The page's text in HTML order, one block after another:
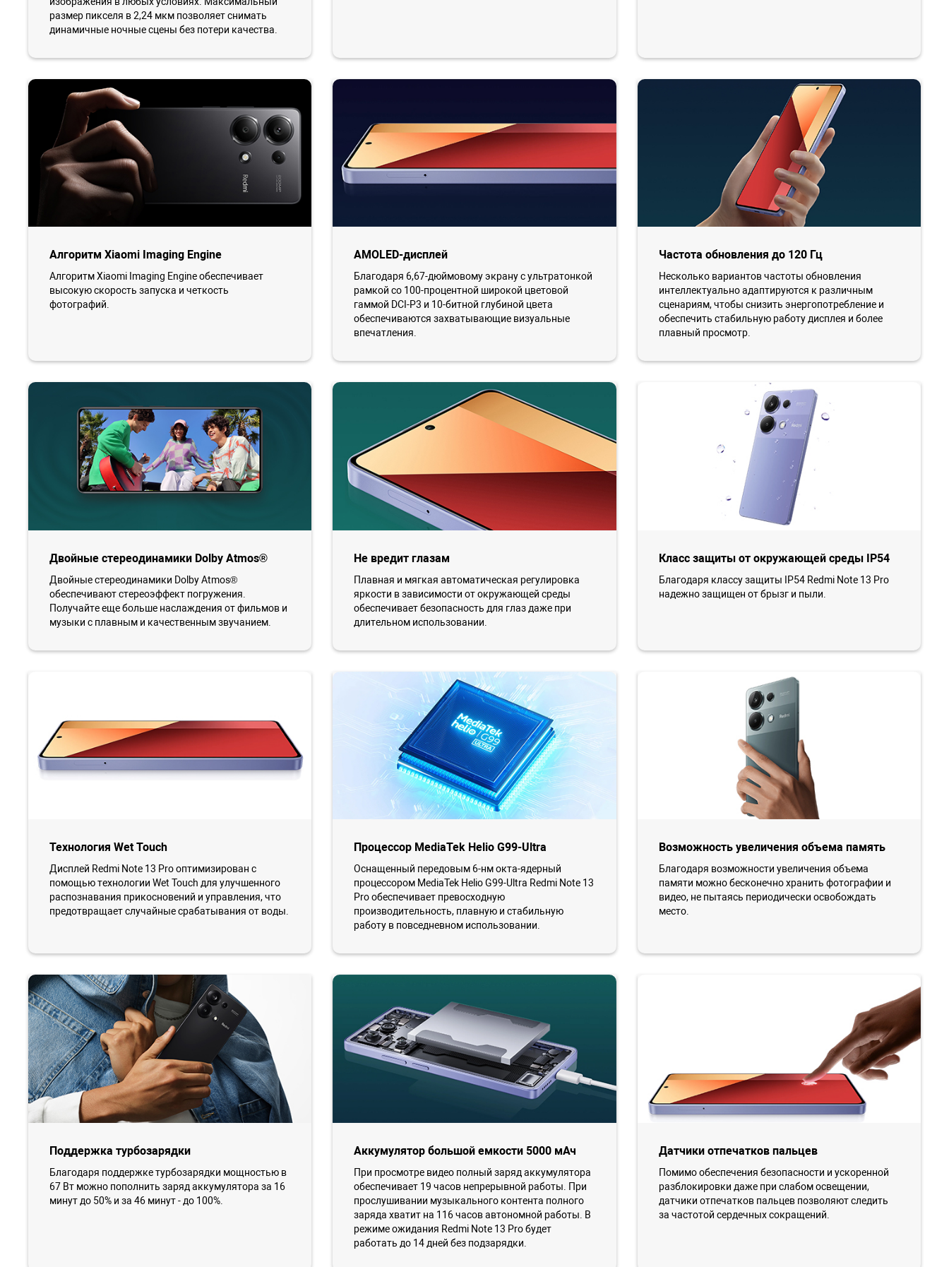
размер пикселя в 2,24 мкм позволяет снимать
динамичные ночные сцены без потери качества.
Алгоритм Xiaomi Imaging Engine
Алгоритм Xiaomi Imaging Engine обеспечивает
высокую скорость запуска и четкость
фотографий.
AMOLED-дисплей
Благодаря 6,67-дюймовому экрану с ультратонкой
рамкой со 100-процентной широкой цветовой
гаммой DCI-P3 и 10-битной глубиной цвета
обеспечиваются захватывающие визуальные
впечатления.
Частота обновления до 120 Гц
Несколько вариантов частоты обновления
интеллектуально адаптируются к различным
сценариям, чтобы снизить энергопотребление и
обеспечить стабильную работу дисплея и более
плавный просмотр.
Двойные стереодинамики Dolby Atmos®
Двойные стереодинамики Dolby Atmos®
обеспечивают стереоэффект погружения.
Получайте еще больше наслаждения от фильмов и
музыки с плавным и качественным звучанием.
Не вредит глазам
Плавная и мягкая автоматическая регулировка
яркости в зависимости от окружающей среды
обеспечивает безопасность для глаз даже при
длительном использовании.
Класс защиты от окружающей среды IP54
Благодаря классу защиты IP54 Redmi Note 13 Pro
надежно защищен от брызг и пыли.
Технология Wet Touch
Дисплей Redmi Note 13 Pro оптимизирован с
помощью технологии Wet Touch для улучшенного
распознавания прикосновений и управления, что
предотвращает случайные срабатывания от воды.
Процессор MediaTek Helio G99-Ultra
Оснащенный передовым 6-нм окта-ядерный
процессором MediaTek Helio G99-Ultra Redmi Note 13
Pro обеспечивает превосходную
производительность, плавную и стабильную
работу в повседневном использовании.
Возможность увеличения объема память
Благодаря возможности увеличения объема
памяти можно бесконечно хранить фотографии и
видео, не пытаясь периодически освобождать
место.
Поддержка турбозарядки
Благодаря поддержке турбозарядки мощностью в
67 Вт можно пополнить заряд аккумулятора за 16
минут до 50% и за 46 минут - до 100%.
Аккумулятор большой емкости 5000 мАч
При просмотре видео полный заряд аккумулятора
обеспечивает 19 часов непрерывной работы. При
прослушивании музыкального контента полного
заряда хватит на 116 часов автономной работы. В
режиме ожидания Redmi Note 13 Pro будет
работать до 14 дней без подзарядки.
Датчики отпечатков пальцев
Помимо обеспечения безопасности и ускоренной
разблокировки даже при слабом освещении,
датчики отпечатков пальцев позволяют следить
за частотой сердечных сокращений.